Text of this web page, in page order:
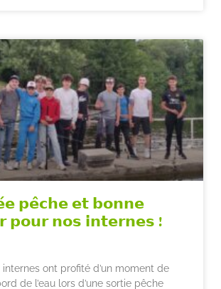
𝗽𝗲̂𝗰𝗵𝗲 𝗲𝘁 𝗯𝗼𝗻𝗻𝗲
𝗻𝗼𝘀 𝗶𝗻𝘁𝗲𝗿𝗻𝗲𝘀 !
internes ont profité d’un moment de
de l’eau lors d’une sortie pêche